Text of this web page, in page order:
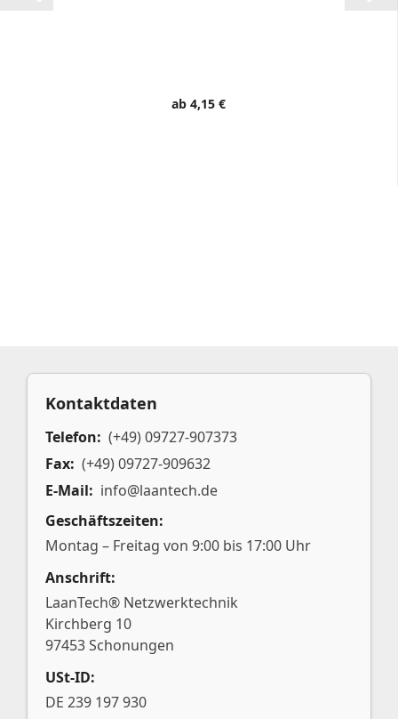
ab 4,15 €
Kontaktdaten
Telefon: (+49) 09727-907373
Fax: (+49) 09727-909632
E-Mail: info@laantech.de
Geschäftszeiten:
Montag – Freitag von 9:00 bis 17:00 Uhr
Anschrift:
LaanTech® Netzwerktechnik
Kirchberg 10
97453 Schonungen
USt-ID:
DE 239 197 930